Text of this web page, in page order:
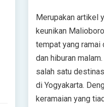
Merupakan artikel
keunikan
tempat yang ramai
dan hiburan
salah satu
di Yogyakarta.
keramaian yang